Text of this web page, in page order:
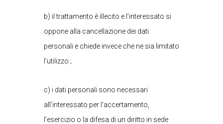
b) il trattamento è illecito e l’interessato si
oppone alla cancellazione dei dati
personali e chiede invece che ne sia limitato
l’utilizzo ;
c) i dati personali sono necessari
all’interessato per l’accertamento,
l’esercizio o la difesa di un diritto in sede